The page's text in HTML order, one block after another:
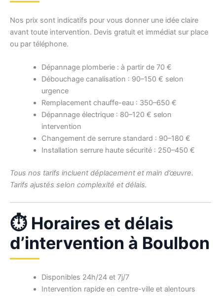
Nos prix sont indicatifs pour vous donner une idée claire
avant toute intervention. Devis gratuit et immédiat sur place
ou par téléphone.
Dépannage plomberie : à partir de 70 €
Débouchage canalisation : 90–150 € selon
urgence
Remplacement chauffe-eau : 350–650 €
Dépannage électrique : 80–120 € selon
intervention
Changement de serrure standard : 90–180 €
Installation serrure haute sécurité : 250–450 €
Tous nos tarifs incluent déplacement et main d’œuvre.
Tarifs ajustés selon complexité et délais.
⏱ Horaires et délais
d’intervention à Boulbon
Disponibles 24h/24 et 7j/7
Intervention rapide en centre-ville et alentours